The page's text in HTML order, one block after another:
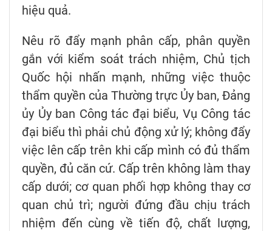
hiệu quả.
Nêu rõ đẩy mạnh phân cấp, phân quyền
gắn với kiểm soát trách nhiệm, Chủ tịch
Quốc hội nhấn mạnh, những việc thuộc
thẩm quyền của Thường trực Ủy ban, Đảng
ủy Ủy ban Công tác đại biểu, Vụ Công tác
đại biểu thì phải chủ động xử lý; không đẩy
việc lên cấp trên khi cấp mình có đủ thẩm
quyền, đủ căn cứ. Cấp trên không làm thay
cấp dưới; cơ quan phối hợp không thay cơ
quan chủ trì; người đứng đầu chịu trách
nhiệm đến cùng về tiến độ, chất lượng,